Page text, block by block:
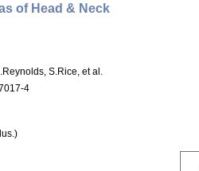
of Head & Neck
S.Rice, et al.
4